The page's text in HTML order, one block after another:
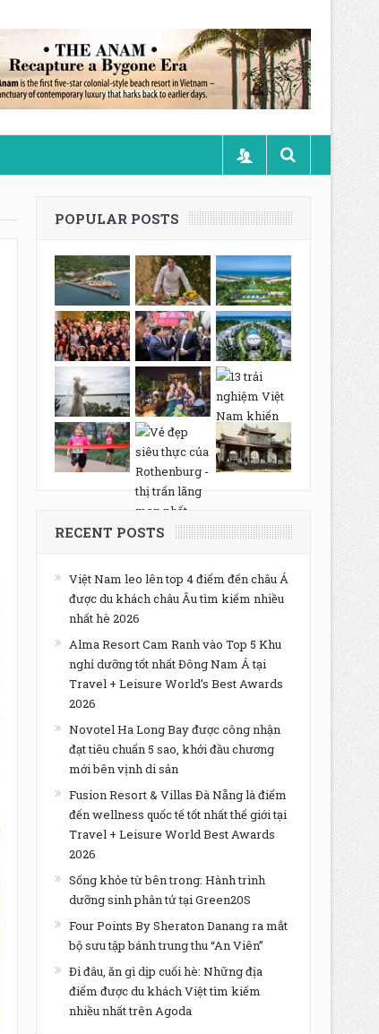
POPULAR POSTS
RECENT POSTS
Việt Nam leo lên top 4 điểm đến châu Á
được du khách châu Âu tìm kiếm nhiều
nhất hè 2026
Alma Resort Cam Ranh vào Top 5 Khu
nghỉ dưỡng tốt nhất Đông Nam Á tại
Travel + Leisure World’s Best Awards
2026
Novotel Ha Long Bay được công nhận
đạt tiêu chuẩn 5 sao, khởi đầu chương
mới bên vịnh di sản
Fusion Resort & Villas Đà Nẵng là điểm
đến wellness quốc tế tốt nhất thế giới tại
Travel + Leisure World Best Awards
2026
Sống khỏe từ bên trong: Hành trình
dưỡng sinh phân tử tại Green20S
Four Points By Sheraton Danang ra mắt
bộ sưu tập bánh trung thu “An Viên”
Đi đâu, ăn gì dịp cuối hè: Những địa
điểm được du khách Việt tìm kiếm
nhiều nhất trên Agoda